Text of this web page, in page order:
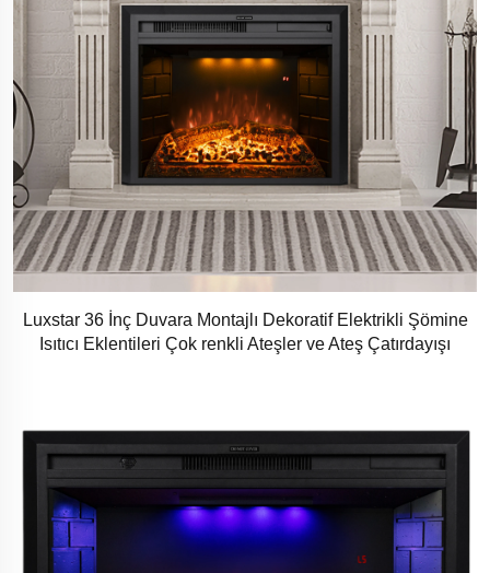
Luxstar 36 İnç Duvara Montajlı Dekoratif Elektrikli Şömine
Isıtıcı Eklentileri Çok renkli Ateşler ve Ateş Çatırdayışı